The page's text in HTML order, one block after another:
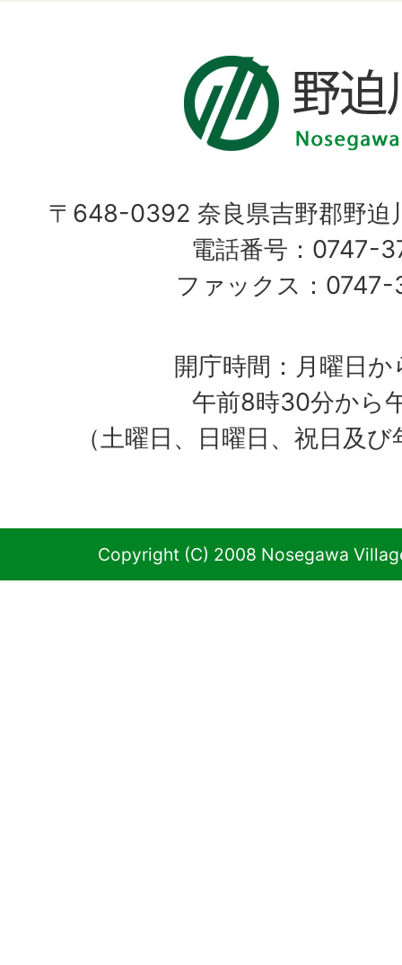
〒648-0392 奈良県吉野郡野迫
電話番号：0747-
ファックス：
開庁時間：月曜日か
午前8時30分から
（土曜日、日曜日、祝日及
Copyright (C) 2008 Nosegawa